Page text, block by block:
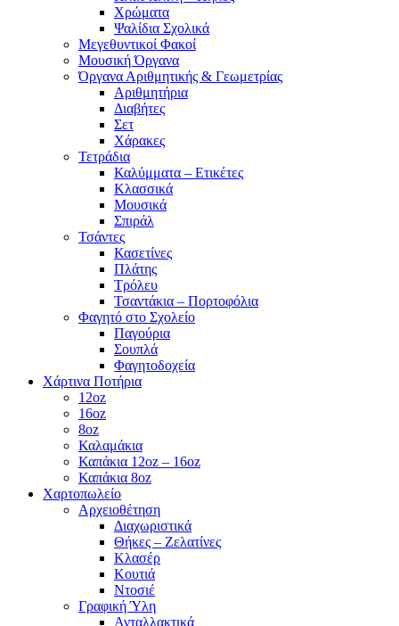
Χρώματα
Ψαλίδια Σχολικά
Μεγεθυντικοί Φακοί
Μουσική Όργανα
Όργανα Αριθμητικής & Γεωμετρίας
Αριθμητήρια
Διαβήτες
Σετ
Χάρακες
Τετράδια
Καλύμματα – Ετικέτες
Κλασσικά
Μουσικά
Σπιράλ
Τσάντες
Κασετίνες
Πλάτης
Τρόλευ
Τσαντάκια – Πορτοφόλια
Φαγητό στο Σχολείο
Παγούρια
Σουπλά
Φαγητοδοχεία
Χάρτινα Ποτήρια
12oz
16oz
8oz
Καλαμάκια
Καπάκια 12oz – 16oz
Καπάκια 8oz
Χαρτοπωλείο
Αρχειοθέτηση
Διαχωριστικά
Θήκες – Ζελατίνες
Κλασέρ
Κουτιά
Ντοσιέ
Γραφική Ύλη
Ανταλλακτικά